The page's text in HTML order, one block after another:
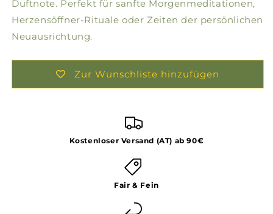
Duftnote. Perfekt für sanfte Morgenmeditationen,
Herzensöffner-Rituale oder Zeiten der persönlichen
Neuausrichtung.
Zur Wunschliste hinzufügen
Kostenloser Versand (AT) ab 90€
Fair & Fein